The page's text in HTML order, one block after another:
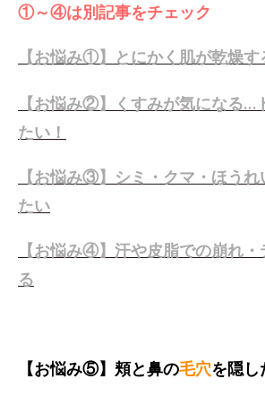
①～④は別記事をチェック
【お悩み①】とにかく肌が乾燥
【お悩み②】くすみが気になる…
たい！
【お悩み③】シミ・クマ・ほう
たい
【お悩み④】汗や皮脂での崩れ
る
【お悩み⑤】頬と鼻の毛穴を隠し